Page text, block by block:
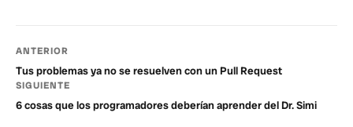
ANTERIOR
Tus problemas ya no se resuelven con un Pull Request
SIGUIENTE
6 cosas que los programadores deberían aprender del Dr. Simi